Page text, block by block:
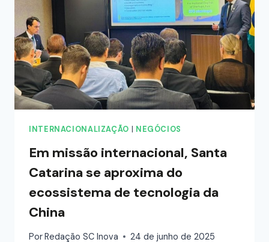
INTERNACIONALIZAÇÃO NEGÓCIOS
Em missão internacional, Santa
Catarina se aproxima do
ecossistema de tecnologia da
China
PorRedação SC Inova 24 de junho de 2025